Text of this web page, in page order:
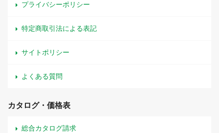
プライバシーポリシー
特定商取引法による表記
サイトポリシー
よくある質問
カタログ・価格表
総合カタログ請求